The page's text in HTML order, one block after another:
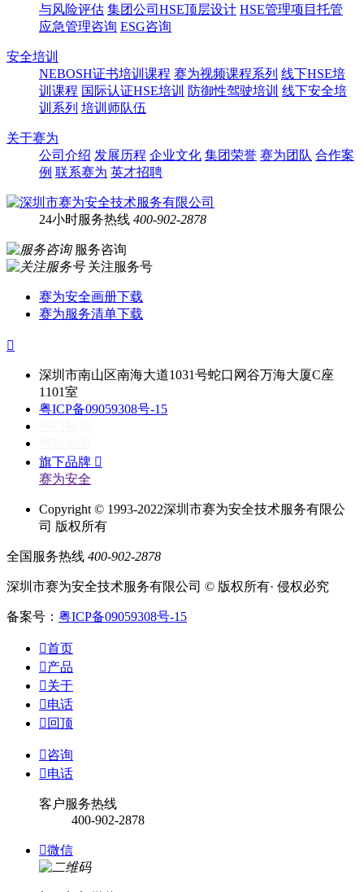
与风险评估 集团公司HSE顶层设计 HSE管理项目托管
应急管理咨询 ESG咨询
安全培训
NEBOSH证书培训课程 赛为视频课程系列 线下HSE培
训课程 国际认证HSE培训 防御性驾驶培训 线下安全培
训系列 培训师队伍
关于赛为
公司介绍 发展历程 企业文化 集团荣誉 赛为团队 合作案
例 联系赛为 英才招聘
24小时服务热线 400-902-2878
服务咨询
关注服务号
赛为安全画册下载
赛为服务清单下载

深圳市南山区南海大道1031号蛇口网谷万海大厦C座
1101室
粤ICP备09059308号-15
旗下品牌 
赛为安全
Copyright © 1993-2022深圳市赛为安全技术服务有限公
司 版权所有
全国服务热线 400-902-2878
深圳市赛为安全技术服务有限公司 © 版权所有· 侵权必究
备案号： 粤ICP备09059308号-15
首页
产品
关于
电话
 回顶
咨询
电话
客户服务热线
400-902-2878
微信